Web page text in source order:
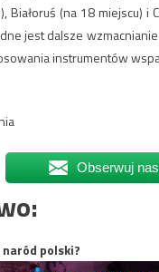
(na 18 miejscu) i
jest dalsze
instrumentów
Obserwuj nas
polski?